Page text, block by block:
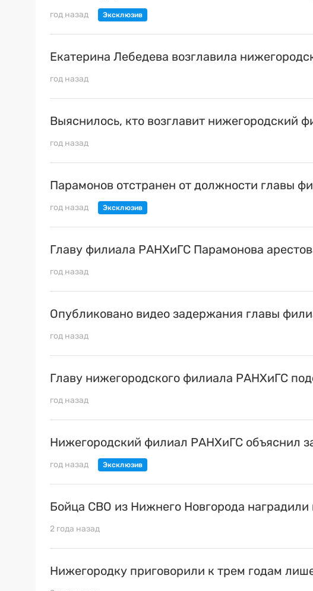
год назад
Екатерина Лебедева возглавила
год назад
Выяснилось, кто возглавит нижегородский
год назад
Парамонов отстранен от должности главы
год назад
Главу филиала РАНХиГС Парамонова
год назад
Опубликовано видео задержания главы
год назад
Главу нижегородского филиала РАНХиГС
год назад
Нижегородский филиал РАНХиГС объяснил
год назад
Бойца СВО из Нижнего Новгорода
2 года назад
Нижегородку приговорили к трем годам